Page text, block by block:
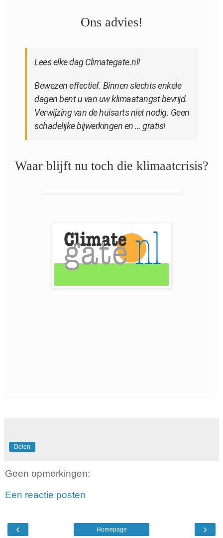
Ons advies!
Lees elke dag Climategate.nl!
Bewezen effectief. Binnen slechts enkele
dagen bent u van uw klimaatangst bevrijd.
Verwijzing van de huisarts niet nodig. Geen
schadelijke bijwerkingen en … gratis!
Waar blijft nu toch die klimaatcrisis?
Delen
Geen opmerkingen:
Een reactie posten
‹ ›
Homepage